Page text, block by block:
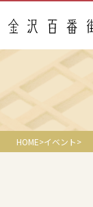
フロアガイド
あんと
Rinto
HOME イベント